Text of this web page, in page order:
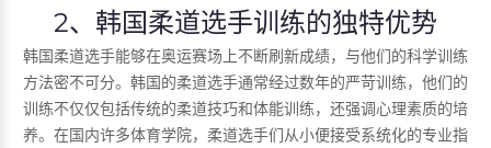
2、韩国柔道选手训练的独特优势
韩国柔道选手能够在奥运赛场上不断刷新成绩，与他们的科学训练
方法密不可分。韩国的柔道选手通常经过数年的严苛训练，他们的
训练不仅仅包括传统的柔道技巧和体能训练，还强调心理素质的培
养。在国内许多体育学院，柔道选手们从小便接受系统化的专业指